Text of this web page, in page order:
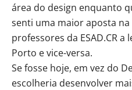
área do design enquanto
senti uma maior aposta
professores da ESAD.CR
Porto e vice-versa.
Se fosse hoje, em vez do
escolheria desenvolver